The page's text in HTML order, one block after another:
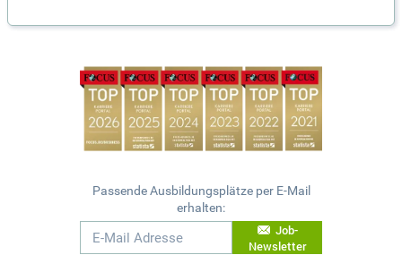
Passende Ausbildungsplätze per E-Mail
erhalten:
Job-
Newsletter